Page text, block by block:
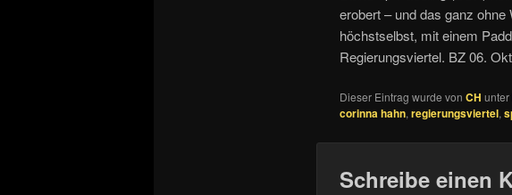
erobert – und das ganz
höchstselbst, mit einem
Regierungsviertel. BZ 06.
Dieser Eintrag wurde von CH unter
corinna hahn, regierungsviertel,
Schreibe einen